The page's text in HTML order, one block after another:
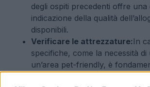
degli ospiti precedenti offre una
indicazione della qualità
disponibili.
Verificare le attrezzature: In
specifiche, come la necessità
un’area pet-friendly, è